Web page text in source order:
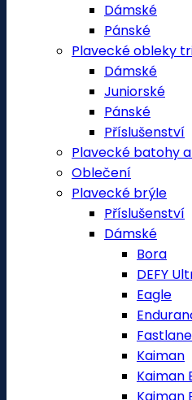
Dámské
Pánské
Plavecké obleky
Dámské
Juniorské
Pánské
Příslušenství
Plavecké batohy
Oblečení
Plavecké brýle
Příslušenství
Dámské
Bora
DEFY
Eagle
Fastlane
Kaiman
Kaiman